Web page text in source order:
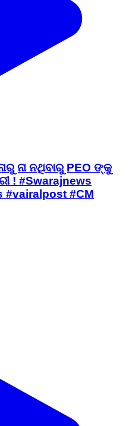
ନା ନଥିବାରୁ PEO ଙ୍କୁ
! #Swarajnews
#vairalpost #CM